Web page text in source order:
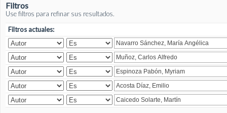
Filtros
Use filtros para refinar sus resultados.
Filtros actuales: